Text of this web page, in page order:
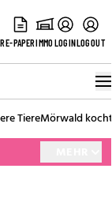
E-PAPERIMMOLOGINLOGOUT
TiereMörwald kocht